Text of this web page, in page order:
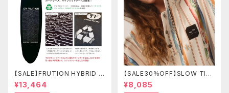
【SALE】FRUTION HYBRID C
ASE 9'6" LONG ハイブリッド
ケース
¥13,464
【SALE30％OFF】SLOW TID
E Harlow Quick-Dry Chan
ging Poncho L/XL
¥8,085